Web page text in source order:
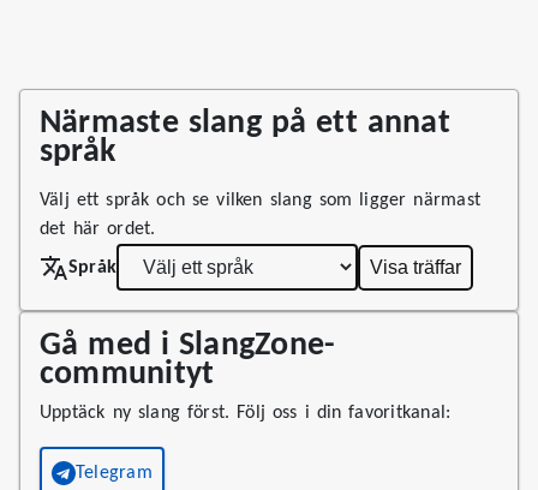
Närmaste slang på ett annat
språk
Välj ett språk och se vilken slang som ligger närmast
det här ordet.
Språk
Visa träffar
Gå med i SlangZone-
communityt
Upptäck ny slang först. Följ oss i din favoritkanal:
Telegram